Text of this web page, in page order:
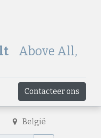
Above All,
Contacteer ons
België